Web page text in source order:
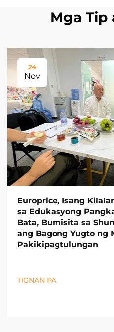
Mga Tip
24
Nov
Europrice, Isang
sa Edukasyong
Bata, Bumisita sa
ang Bagong Yugto ng
Pakikipagtulungan
TIGNAN PA